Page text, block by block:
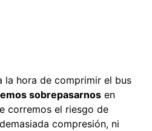
la hora de comprimir el bus
sobrepasarnos en
corremos el riesgo de
compresión, ni